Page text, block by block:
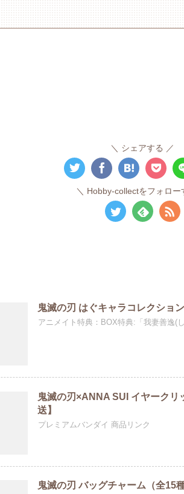
シェアする
Hobby-collectをフォロー
鬼滅の刃 はぐキャラコレクショ
アニメイト特典：BOX特典:「我妻善逸(
鬼滅の刃×ANNA SUI イヤーク
送】
プレミアムバンダイ 商品リンク
鬼滅の刃 バッグチャーム（全15